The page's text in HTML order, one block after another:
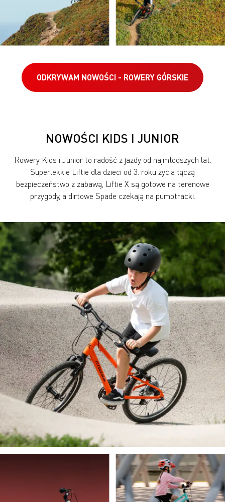
ODKRYWAM NOWOŚCI - ROWERY GÓRSKIE
NOWOŚCI KIDS I JUNIOR
Rowery Kids i Junior to radość z jazdy od najmłodszych lat.
Superlekkie Liftie dla dzieci od 3. roku życia łączą
bezpieczeństwo z zabawą, Liftie X są gotowe na terenowe
przygody, a dirtowe Spade czekają na pumptracki.